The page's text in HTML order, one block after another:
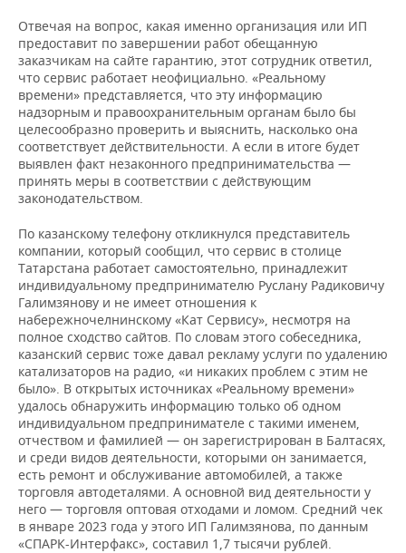
Отвечая на вопрос, какая именно организация или ИП
предоставит по завершении работ обещанную
заказчикам на сайте гарантию, этот сотрудник ответил,
что сервис работает неофициально. «Реальному
времени» представляется, что эту информацию
надзорным и правоохранительным органам было бы
целесообразно проверить и выяснить, насколько она
соответствует действительности. А если в итоге будет
выявлен факт незаконного предпринимательства —
принять меры в соответствии с действующим
законодательством.
По казанскому телефону откликнулся представитель
компании, который сообщил, что сервис в столице
Татарстана работает самостоятельно, принадлежит
индивидуальному предпринимателю Руслану Радиковичу
Галимзянову и не имеет отношения к
набережночелнинскому «Кат Сервису», несмотря на
полное сходство сайтов. По словам этого собеседника,
казанский сервис тоже давал рекламу услуги по удалению
катализаторов на радио, «и никаких проблем с этим не
было». В открытых источниках «Реальному времени»
удалось обнаружить информацию только об одном
индивидуальном предпринимателе с такими именем,
отчеством и фамилией — он зарегистрирован в Балтасях,
и среди видов деятельности, которыми он занимается,
есть ремонт и обслуживание автомобилей, а также
торговля автодеталями. А основной вид деятельности у
него — торговля оптовая отходами и ломом. Средний чек
в январе 2023 года у этого ИП Галимзянова, по данным
«СПАРК-Интерфакс», составил 1,7 тысячи рублей.